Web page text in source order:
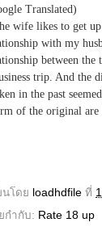
Translated)
wife likes to get
with my
between the
trip. And the
in the past
of the original are
นโดย loadhdfile ที่
กำกับ: Rate 18 up